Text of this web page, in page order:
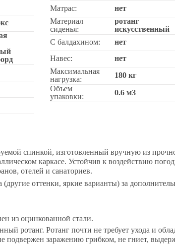
Матрас:
нет
Материал
сиденья:
ротанг
искусственный
С балдахином:
нет
Навес:
нет
Максимальная
нагрузка:
180 кг
Объем
упаковки:
0.6 м3
спинкой, изготовленный вручную из
каркасе. Устойчив к воздействию
отелей и санаториев.
оттенки, яркие варианты) за
из оцинкованной стали.
ротанг. Ротанг почти не требует ухода и
подвержен заражению грибком, не гниет,